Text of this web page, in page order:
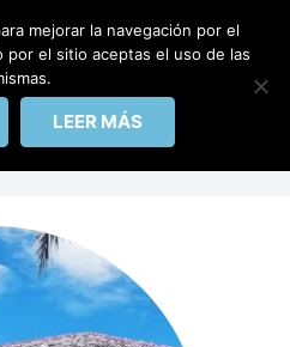
terreno
mejorar la navegación por el
por el sitio aceptas el uso de las
LEER MÁS